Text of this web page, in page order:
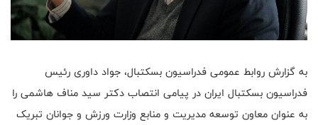
به گزارش روابط عمومی فدراسیون بسکتبال، جواد داوری رئیس
فدراسیون بسکتبال ایران در پیامی انتصاب دکتر سید مناف هاشمی را
به عنوان معاون توسعه مدیریت و منابع وزارت ورزش و جوانان تبریک